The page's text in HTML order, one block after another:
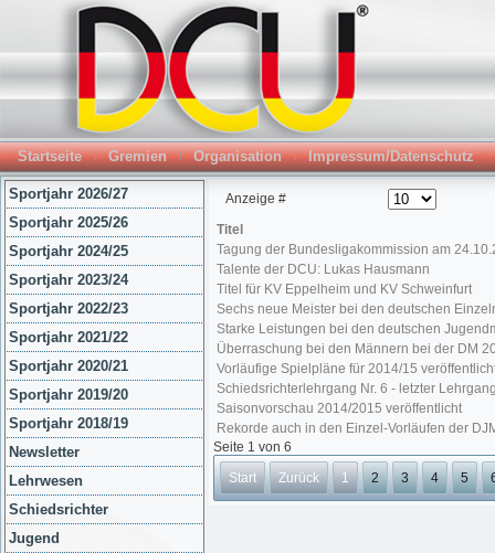
Startseite Gremien Organisation Impressum/Datenschutz
Sportjahr 2026/27
Sportjahr 2025/26
Sportjahr 2024/25
Sportjahr 2023/24
Sportjahr 2022/23
Sportjahr 2021/22
Sportjahr 2020/21
Sportjahr 2019/20
Sportjahr 2018/19
Newsletter
Lehrwesen
Schiedsrichter
Jugend
Anzeige #
Titel
Tagung der Bundesligakommission am
Talente der DCU: Lukas Hausmann
Titel für KV Eppelheim und KV Schweinfurt
Sechs neue Meister bei den deutschen
Starke Leistungen bei den deutschen
Überraschung bei den Männern bei der DM
Vorläufige Spielpläne für 2014/15
Schiedsrichterlehrgang Nr. 6 - letzter
Saisonvorschau 2014/2015 veröffentlicht
Rekorde auch in den Einzel-Vorläufen der
Seite 1 von 6
Start
Zurück 1 2 3 4 5